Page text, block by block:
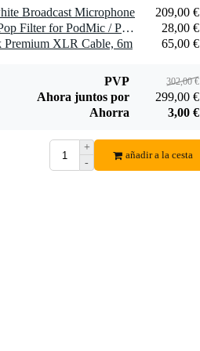
Broadcast Microphone
209,00 €
1 x RØDE WS14 (Black) Pop Filter for PodMic / PodMic USB
28,00 €
XLR Cable, 6m
65,00 €
PVP 302,00 €
Ahora juntos por
299,00 €
Ahorra
3,00 €
+
-
añadir a la cesta